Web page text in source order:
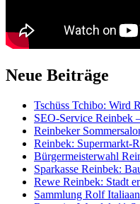
Neue Beiträge
Tschüss Tchibo: Wird
SEO-Service Reinbek
Reinbeker
Reinbek: Supermarkt-
Bürgermeisterwahl
Sparkasse Reinbek:
Rewe Reinbek: Stadt
Sammlung Rolf